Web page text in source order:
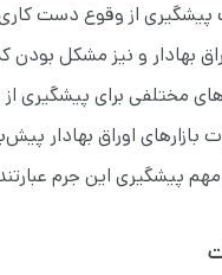
پیشگیری از وقوع دست‌
بهادار و نیز مشکل
مختلفی برای پیشگیری
بازارهای اوراق بهادار
پیشگیری این جرم